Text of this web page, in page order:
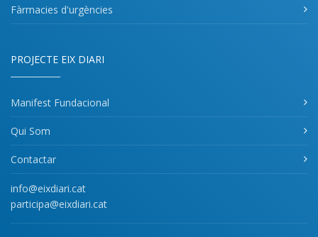
Fàrmacies d'urgències
PROJECTE EIX DIARI
Manifest Fundacional
Qui Som
Contactar
info@eixdiari.cat
participa@eixdiari.cat